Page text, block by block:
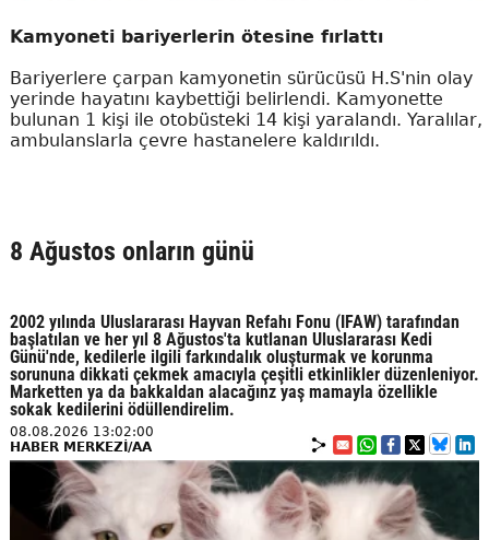
Kamyoneti bariyerlerin ötesine fırlattı
Bariyerlere çarpan kamyonetin sürücüsü H.S'nin olay
yerinde hayatını kaybettiği belirlendi. Kamyonette
bulunan 1 kişi ile otobüsteki 14 kişi yaralandı. Yaralılar,
ambulanslarla çevre hastanelere kaldırıldı.
8 Ağustos onların günü
2002 yılında Uluslararası Hayvan Refahı Fonu (IFAW) tarafından
başlatılan ve her yıl 8 Ağustos'ta kutlanan Uluslararası Kedi
Günü'nde, kedilerle ilgili farkındalık oluşturmak ve korunma
sorununa dikkati çekmek amacıyla çeşitli etkinlikler düzenleniyor.
Marketten ya da bakkaldan alacağınz yaş mamayla özellikle
sokak kedilerini ödüllendirelim.
08.08.2026 13:02:00
HABER MERKEZİ/AA